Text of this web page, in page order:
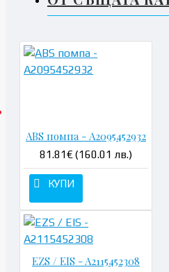
ABS помпа - A2095452932
81.81€ (160.01 лв.)
КУПИ
EZS / EIS - A2115452308